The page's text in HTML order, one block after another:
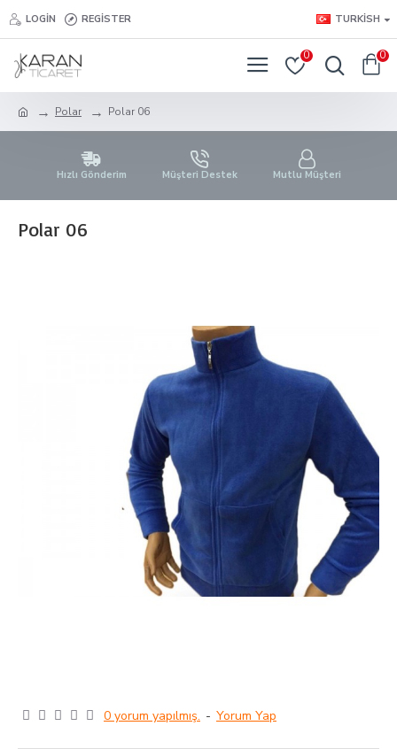
LOGIN REGISTER TURKISH
0 0
Polar Polar 06
Hızlı Gönderim Müşteri Destek Mutlu Müşteri
Polar 06
0 yorum yapılmış. - Yorum Yap